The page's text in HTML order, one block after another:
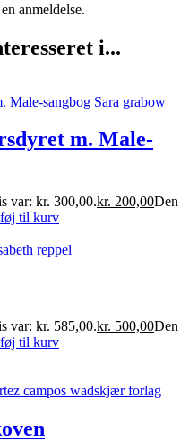
anmeldelse.
i...
m. Male-
var: kr. 300,00.kr. 200,00Den
til kurv
var: kr. 585,00.kr. 500,00Den
til kurv